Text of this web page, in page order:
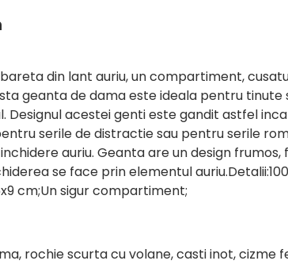
din lant auriu, un compartiment,
geanta de dama este ideala pentru
Designul acestei genti este gandit astfel
serile de distractie sau pentru serile
auriu. Geanta are un design
se face prin elementul
cm;Un sigur compartiment;
rochie scurta cu volane, casti inot, cizme